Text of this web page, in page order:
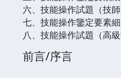
六、技能操作試題（技師
七、技能操作鑒定要素細
八、技能操作試題（高級
前言/序言